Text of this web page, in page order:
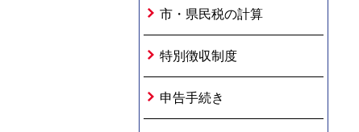
市・県民税の計算
特別徴収制度
申告手続き